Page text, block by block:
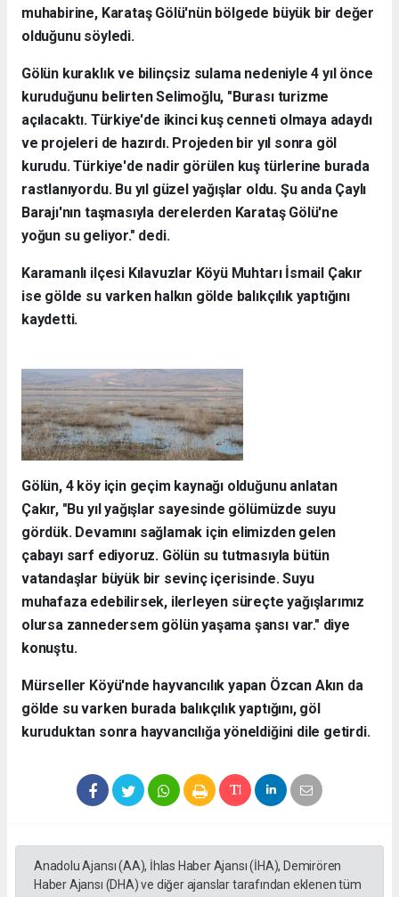
muhabirine, Karataş Gölü'nün bölgede büyük bir değer
olduğunu söyledi.
Gölün kuraklık ve bilinçsiz sulama nedeniyle 4 yıl önce
kuruduğunu belirten Selimoğlu, "Burası turizme
açılacaktı. Türkiye'de ikinci kuş cenneti olmaya adaydı
ve projeleri de hazırdı. Projeden bir yıl sonra göl
kurudu. Türkiye'de nadir görülen kuş türlerine burada
rastlanıyordu. Bu yıl güzel yağışlar oldu. Şu anda Çaylı
Barajı'nın taşmasıyla derelerden Karataş Gölü'ne
yoğun su geliyor." dedi.
Karamanlı ilçesi Kılavuzlar Köyü Muhtarı İsmail Çakır
ise gölde su varken halkın gölde balıkçılık yaptığını
kaydetti.
Gölün, 4 köy için geçim kaynağı olduğunu anlatan
Çakır, "Bu yıl yağışlar sayesinde gölümüzde suyu
gördük. Devamını sağlamak için elimizden gelen
çabayı sarf ediyoruz. Gölün su tutmasıyla bütün
vatandaşlar büyük bir sevinç içerisinde. Suyu
muhafaza edebilirsek, ilerleyen süreçte yağışlarımız
olursa zannedersem gölün yaşama şansı var." diye
konuştu.
Mürseller Köyü'nde hayvancılık yapan Özcan Akın da
gölde su varken burada balıkçılık yaptığını, göl
kuruduktan sonra hayvancılığa yöneldiğini dile getirdi.
Anadolu Ajansı (AA), İhlas Haber Ajansı (İHA), Demirören
Haber Ajansı (DHA) ve diğer ajanslar tarafından eklenen tüm